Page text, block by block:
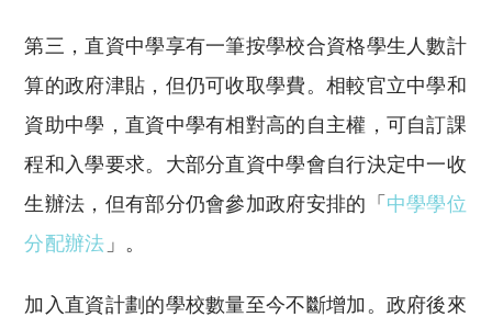
第三，直資中學享有一筆按學校合資格學生人數計
算的政府津貼，但仍可收取學費。相較官立中學和
資助中學，直資中學有相對高的自主權，可自訂課
程和入學要求。大部分直資中學會自行決定中一收
生辦法，但有部分仍會參加政府安排的「 中學學位
分配辦法 」。
加入直資計劃的學校數量至今不斷增加。政府後來